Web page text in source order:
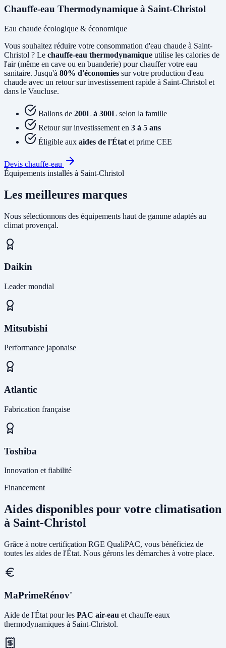
Chauffe-eau Thermodynamique à Saint-Christol
Eau chaude écologique & économique
Vous souhaitez réduire votre consommation d'eau chaude à Saint-
Christol ? Le chauffe-eau thermodynamique utilise les calories de
l'air (même en cave ou en buanderie) pour chauffer votre eau
sanitaire. Jusqu'à 80% d'économies sur votre production d'eau
chaude avec un retour sur investissement rapide à Saint-Christol et
dans le Vaucluse.
Ballons de 200L à 300L selon la famille
Retour sur investissement en 3 à 5 ans
Éligible aux aides de l'État et prime CEE
Devis chauffe-eau
Équipements installés à Saint-Christol
Les meilleures marques
Nous sélectionnons des équipements haut de gamme adaptés au
climat provençal.
Daikin
Leader mondial
Mitsubishi
Performance japonaise
Atlantic
Fabrication française
Toshiba
Innovation et fiabilité
Financement
Aides disponibles pour votre climatisation
à Saint-Christol
Grâce à notre certification RGE QualiPAC, vous bénéficiez de
toutes les aides de l'État. Nous gérons les démarches à votre place.
MaPrimeRénov'
Aide de l'État pour les PAC air-eau et chauffe-eaux
thermodynamiques à Saint-Christol.